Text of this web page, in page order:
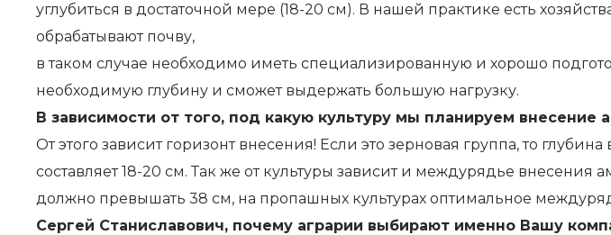
углубиться в достаточной мере (18-20 см). В нашей практике есть
обрабатывают почву,
в таком случае необходимо иметь специализированную и хорошо
необходимую глубину и сможет выдержать большую нагрузку.
В зависимости от того, под какую культуру мы планируем внесение
От этого зависит горизонт внесения! Если это зерновая группа, то
составляет 18-20 см. Так же от культуры зависит и междурядье
должно превышать 38 см, на пропашных культурах оптимальное
Сергей Станиславович, почему аграрии выбирают именно Вашу